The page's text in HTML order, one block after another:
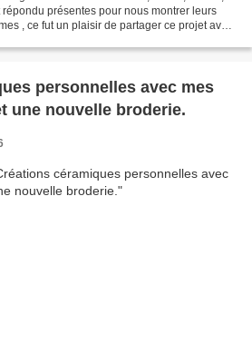
répondu présentes pour nous montrer leurs
, ce fut un plaisir de partager ce projet avec
personnelles avec mes
de 2017 et une nouvelle broderie.